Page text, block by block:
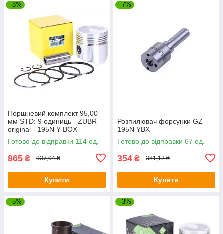
–8%
Поршневий комплект 95,00
мм STD: 9 одиниць - ZUBR
original - 195N Y-BOX
Готово до відправки 114 од.
865 ₴ 937,04 ₴
Купити
–7%
Розпилювач форсунки GZ —
195N YBX
Готово до відправки 67 од.
354 ₴ 381,12 ₴
Купити
–5% –3%